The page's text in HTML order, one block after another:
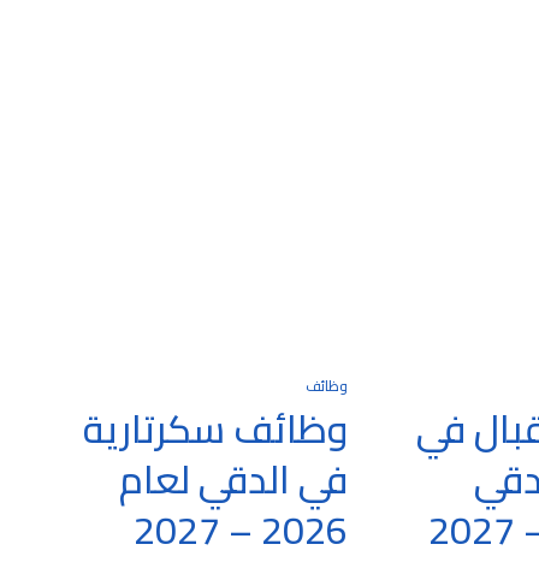
في
وظائف
وظائف سكرتارية
في الدقي لعام
2026 – 2027